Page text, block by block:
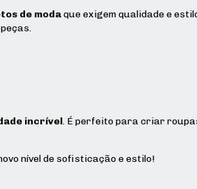
de modaque exigem qualidade e
incrível. É perfeito para criar
nível de sofisticação e estilo!